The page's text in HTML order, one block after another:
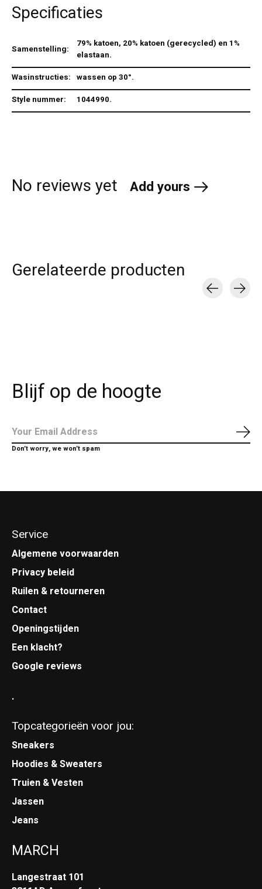
Specificaties
Samenstelling:
79% katoen, 20% katoen (gerecycled) en 1%
elastaan.
Wasinstructies: wassen op 30°.
Style nummer:
1044990.
No reviews yet Add yours
Gerelateerde producten
Blijf op de hoogte
Don’t worry, we won’t spam
Service
Algemene voorwaarden
Privacy beleid
Ruilen & retourneren
Contact
Openingstijden
Een klacht?
Google reviews
.
Topcategorieën voor jou:
Sneakers
Hoodies & Sweaters
Truien & Vesten
Jassen
Jeans
MARCH
Langestraat 101